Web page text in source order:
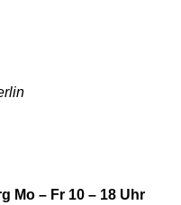
Mo – Fr 10 – 18 Uhr